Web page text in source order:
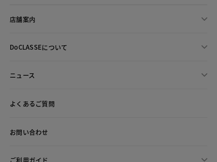
店舗案内
DoCLASSEについて
ニュース
よくあるご質問
お問い合わせ
ご利用ガイド